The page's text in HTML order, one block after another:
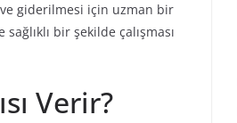
ve giderilmesi için uzman bir
bir şekilde çalışması
Verir?